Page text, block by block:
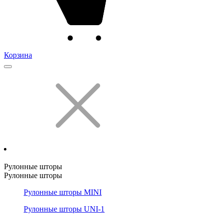
Корзина
Рулонные шторы
Рулонные шторы
Рулонные шторы MINI
Рулонные шторы UNI-1